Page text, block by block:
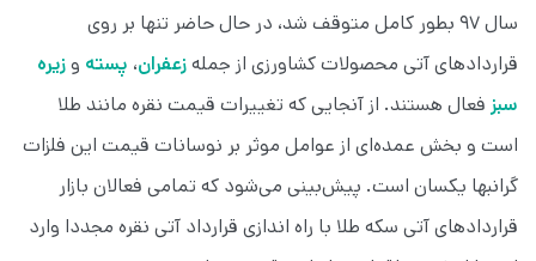
سال ۹۷ بطور کامل متوقف شد، در حال حاضر تنها بر روی
قراردادهای آتی محصولات کشاورزی از جملهزعفران، پسته وزیره
سبز فعال هستند. از آنجایی كه تغييرات قيمت نقره مانند طلا
است و بخش عمده‌ای از عوامل موثر بر نوسانات قیمت این فلزات
گرانبها یکسان است. پیش‌بینی می‌شود كه تمامی فعالان بازار
قراردادهای آتی سکه طلا با راه اندازی قرارداد آتی نقره مجددا وارد